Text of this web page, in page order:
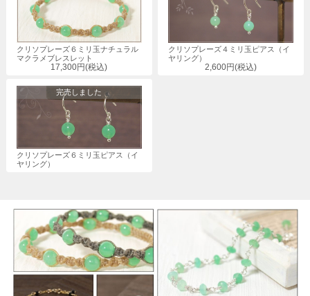
クリソプレーズ６ミリ玉ナチュラル
マクラメブレスレット
17,300円(税込)
クリソプレーズ４ミリ玉ピアス（イ
ヤリング）
2,600円(税込)
完売しました
クリソプレーズ６ミリ玉ピアス（イ
ヤリング）